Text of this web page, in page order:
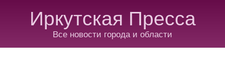
Иркутская Пресса
Все новости города и области